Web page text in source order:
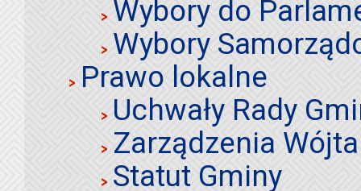
Wybory do
Wybory
Prawo lokalne
Uchwały Rady
Zarządzenia Wójta
Statut Gminy